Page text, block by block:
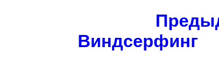
Виндсерфинг